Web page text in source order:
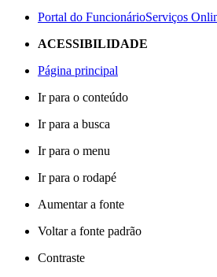
Portal do FuncionárioServiços
ACESSIBILIDADE
Página principal
Ir para o conteúdo
Ir para a busca
Ir para o menu
Ir para o rodapé
Aumentar a fonte
Voltar a fonte padrão
Contraste